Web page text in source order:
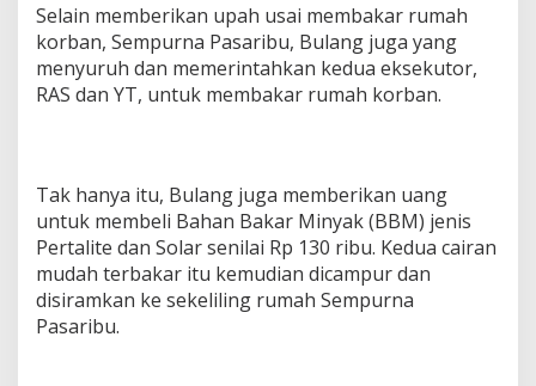
Selain memberikan upah usai membakar rumah
korban, Sempurna Pasaribu, Bulang juga yang
menyuruh dan memerintahkan kedua eksekutor,
RAS dan YT, untuk membakar rumah korban.
Tak hanya itu, Bulang juga memberikan uang
untuk membeli Bahan Bakar Minyak (BBM) jenis
Pertalite dan Solar senilai Rp 130 ribu. Kedua cairan
mudah terbakar itu kemudian dicampur dan
disiramkan ke sekeliling rumah Sempurna
Pasaribu.